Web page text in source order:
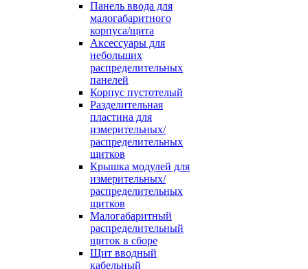
Панель ввода для
малогабаритного
корпуса/щита
Аксессуары для
небольших
распределительных
панелей
Корпус пустотелый
Разделительная
пластина для
измерительных/
распределительных
щитков
Крышка модулей для
измерительных/
распределительных
щитков
Малогабаритный
распределительный
щиток в сборе
Щит вводный
кабельный